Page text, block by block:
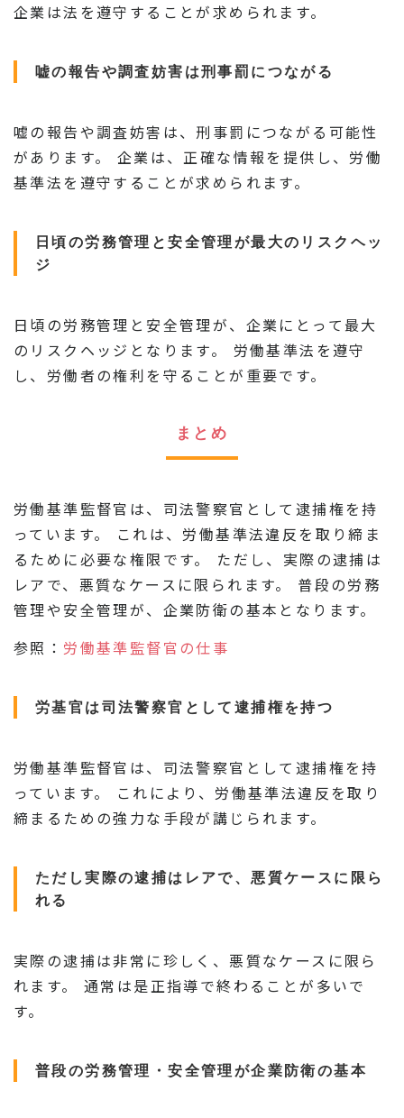
企業は法を遵守することが求められます。
嘘の報告や調査妨害は刑事罰につながる
嘘の報告や調査妨害は、刑事罰につながる可能性
があります。 企業は、正確な情報を提供し、労働
基準法を遵守することが求められます。
日頃の労務管理と安全管理が最大のリスクヘッ
ジ
日頃の労務管理と安全管理が、企業にとって最大
のリスクヘッジとなります。 労働基準法を遵守
し、労働者の権利を守ることが重要です。
まとめ
労働基準監督官は、司法警察官として逮捕権を持
っています。 これは、労働基準法違反を取り締ま
るために必要な権限です。 ただし、実際の逮捕は
レアで、悪質なケースに限られます。 普段の労務
管理や安全管理が、企業防衛の基本となります。
参照： 労働基準監督官の仕事
労基官は司法警察官として逮捕権を持つ
労働基準監督官は、司法警察官として逮捕権を持
っています。 これにより、労働基準法違反を取り
締まるための強力な手段が講じられます。
ただし実際の逮捕はレアで、悪質ケースに限ら
れる
実際の逮捕は非常に珍しく、悪質なケースに限ら
れます。 通常は是正指導で終わることが多いで
す。
普段の労務管理・安全管理が企業防衛の基本